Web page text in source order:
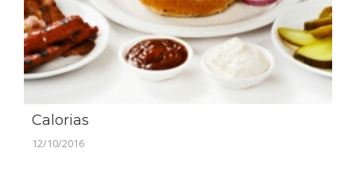
Calorias
12/10/2016